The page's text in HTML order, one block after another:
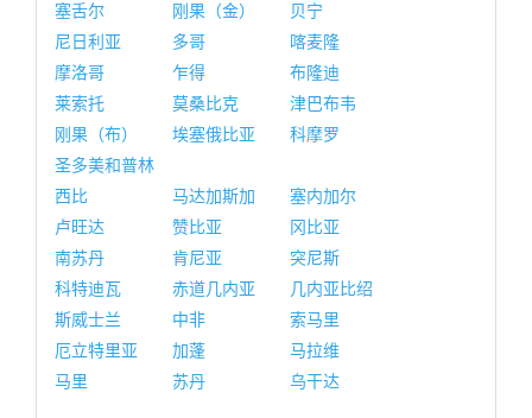
塞舌尔
刚果（金）
贝宁
尼日利亚
多哥
喀麦隆
摩洛哥
乍得
布隆迪
莱索托
莫桑比克
津巴布韦
刚果（布）
埃塞俄比亚
科摩罗
圣多美和普林
西比
马达加斯加
塞内加尔
卢旺达
赞比亚
冈比亚
南苏丹
肯尼亚
突尼斯
科特迪瓦
赤道几内亚
几内亚比绍
斯威士兰
中非
索马里
厄立特里亚
加蓬
马拉维
马里
苏丹 乌干达